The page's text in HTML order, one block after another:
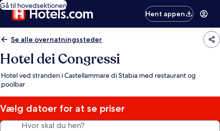
Gå til hovedsektionen
Hent appen
Se alle overnatningssteder
Hotel dei Congressi
Hotel ved stranden i Castellammare di Stabia med restaurant og
poolbar
Vælg datoer for at se priser
Hvor skal du hen?